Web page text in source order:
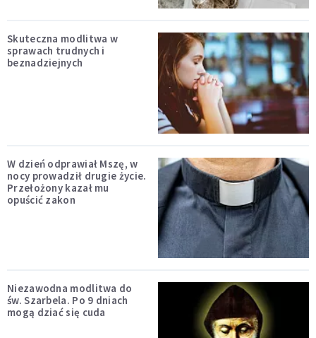
Skuteczna modlitwa w
sprawach trudnych i
beznadziejnych
W dzień odprawiał Mszę, w
nocy prowadził drugie życie.
Przełożony kazał mu
opuścić zakon
Niezawodna modlitwa do
św. Szarbela. Po 9 dniach
mogą dziać się cuda